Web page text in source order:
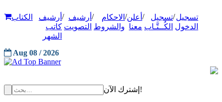
تسجيل
الدخول
/تسجيل
الكُــتَّـاب
/ أعلن
معنا
/ الاحكام
والشروط
/ أرشيف
التصويت
/ أرشيف
كاتب
الشهر
الكتاب
Aug 08 / 2026
إشترك الآن!